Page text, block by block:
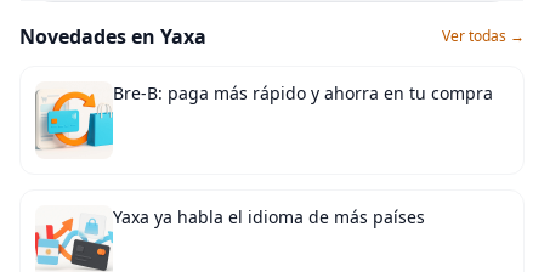
Novedades en Yaxa Ver todas →
Bre-B: paga más rápido y ahorra en tu compra
Yaxa ya habla el idioma de más países